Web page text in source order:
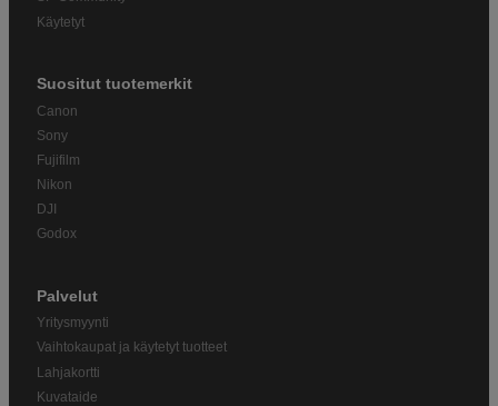
Käytetyt
Suositut tuotemerkit
Canon
Sony
Fujifilm
Nikon
DJI
Godox
Palvelut
Yritysmyynti
Vaihtokaupat ja käytetyt tuotteet
Lahjakortti
Kuvataide